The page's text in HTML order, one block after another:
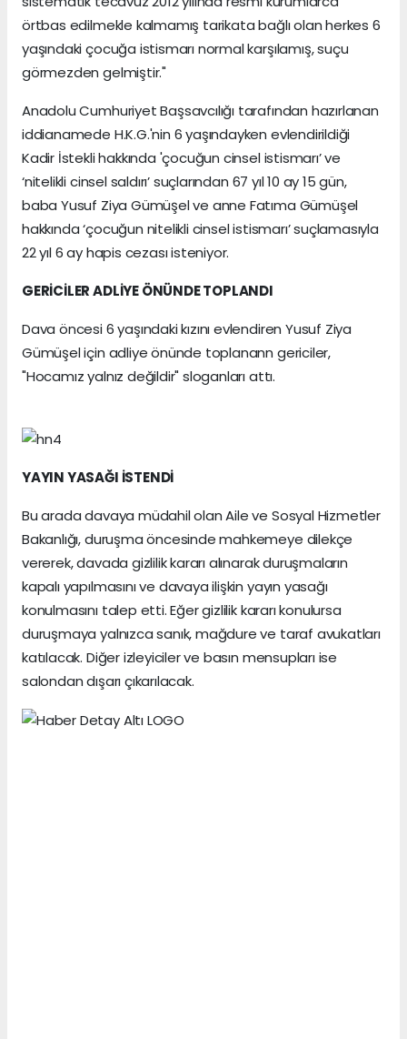
örtbas edilmekle kalmamış tarikata bağlı olan herkes 6
yaşındaki çocuğa istismarı normal karşılamış, suçu
görmezden gelmiştir."
Anadolu Cumhuriyet Başsavcılığı tarafından hazırlanan
iddianamede H.K.G.'nin 6 yaşındayken evlendirildiği
Kadir İstekli hakkında 'çocuğun cinsel istismarı’ ve
‘nitelikli cinsel saldırı’ suçlarından 67 yıl 10 ay 15 gün,
baba Yusuf Ziya Gümüşel ve anne Fatıma Gümüşel
hakkında ‘çocuğun nitelikli cinsel istismarı’ suçlamasıyla
22 yıl 6 ay hapis cezası isteniyor.
GERİCİLER ADLİYE ÖNÜNDE TOPLANDI
Dava öncesi 6 yaşındaki kızını evlendiren Yusuf Ziya
Gümüşel için adliye önünde toplanann gericiler,
"Hocamız yalnız değildir" sloganları attı.
YAYIN YASAĞI İSTENDİ
Bu arada davaya müdahil olan Aile ve Sosyal Hizmetler
Bakanlığı, duruşma öncesinde mahkemeye dilekçe
vererek, davada gizlilik kararı alınarak duruşmaların
kapalı yapılmasını ve davaya ilişkin yayın yasağı
konulmasını talep etti. Eğer gizlilik kararı konulursa
duruşmaya yalnızca sanık, mağdure ve taraf avukatları
katılacak. Diğer izleyiciler ve basın mensupları ise
salondan dışarı çıkarılacak.